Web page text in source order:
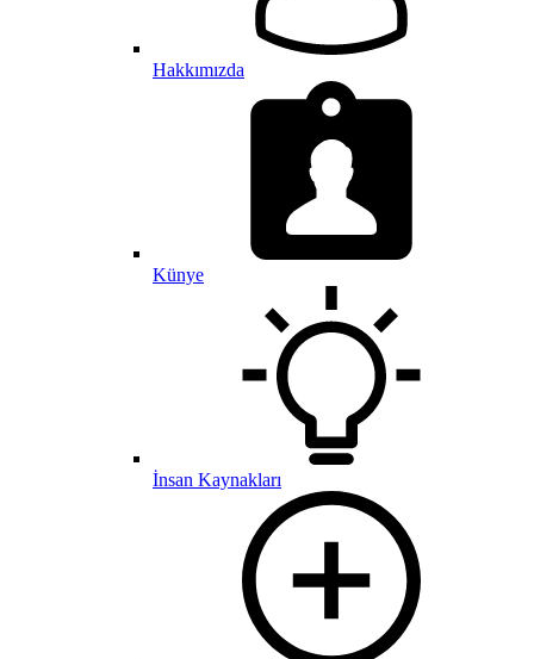
Hakkımızda
Künye
İnsan Kaynakları